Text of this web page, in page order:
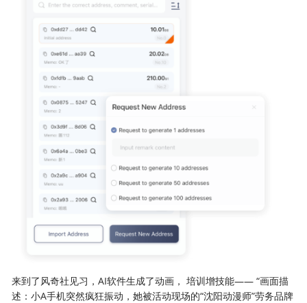
来到了风奇社见习，AI软件生成了动画， 培训增技能—— “画面描
述：小A手机突然疯狂振动，她被活动现场的“沈阳动漫师”劳务品牌